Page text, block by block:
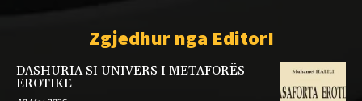
Zgjedhur nga EditorI
DASHURIA SI UNIVERS I METAFORËS
EROTIKE